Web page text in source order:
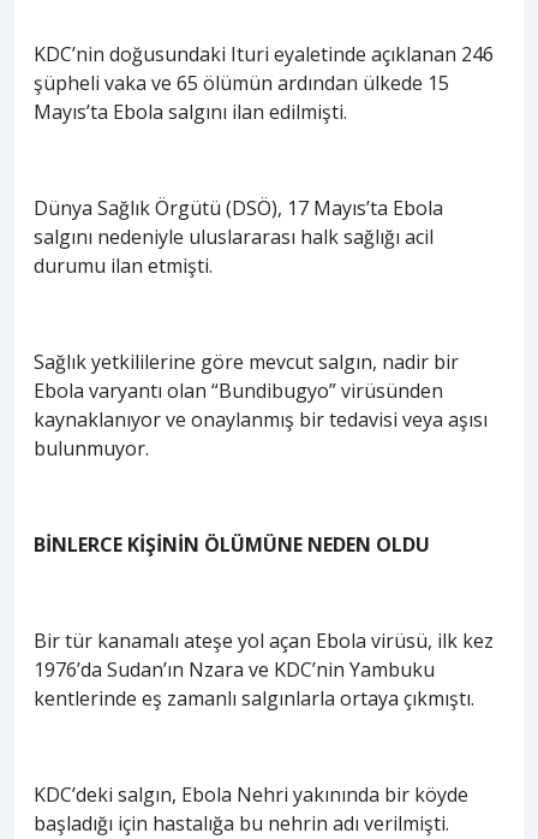
KDC’nin doğusundaki Ituri eyaletinde açıklanan 246
şüpheli vaka ve 65 ölümün ardından ülkede 15
Mayıs’ta Ebola salgını ilan edilmişti.
Dünya Sağlık Örgütü (DSÖ), 17 Mayıs’ta Ebola
salgını nedeniyle uluslararası halk sağlığı acil
durumu ilan etmişti.
Sağlık yetkililerine göre mevcut salgın, nadir bir
Ebola varyantı olan “Bundibugyo” virüsünden
kaynaklanıyor ve onaylanmış bir tedavisi veya aşısı
bulunmuyor.
BİNLERCE KİŞİNİN ÖLÜMÜNE NEDEN OLDU
Bir tür kanamalı ateşe yol açan Ebola virüsü, ilk kez
1976’da Sudan’ın Nzara ve KDC’nin Yambuku
kentlerinde eş zamanlı salgınlarla ortaya çıkmıştı.
KDC’deki salgın, Ebola Nehri yakınında bir köyde
başladığı için hastalığa bu nehrin adı verilmişti.